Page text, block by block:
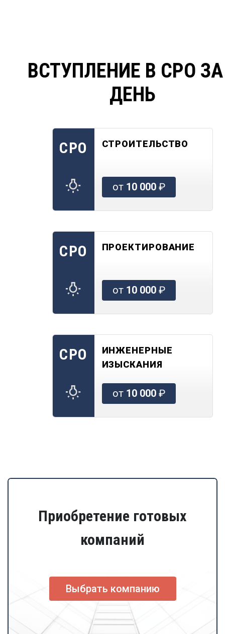
ВСТУПЛЕНИЕ В СРО
ДЕНЬ
СРО СТРОИТЕЛЬСТВО
от 10 000₽
СРО ПРОЕКТИРОВАНИЕ
от 10 000₽
СРО
ИНЖЕНЕРНЫЕ
ИЗЫСКАНИЯ
от 10 000₽
Приобретение готовых
компаний
Выбрать компанию